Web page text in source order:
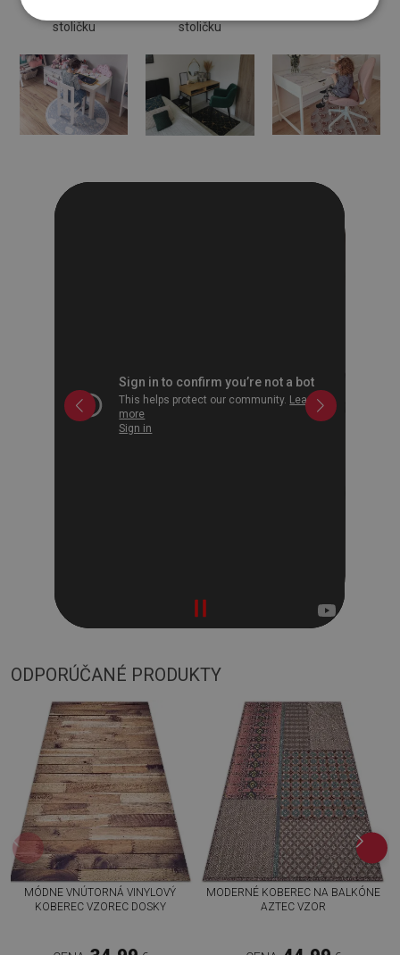
stoličku
stoličku
ODPORÚČANÉ PRODUKTY
MÓDNE VNÚTORNÁ VINYLOVÝ
KOBEREC VZOREC DOSKY
MODERNÉ KOBEREC NA BALKÓNE
AZTEC VZOR